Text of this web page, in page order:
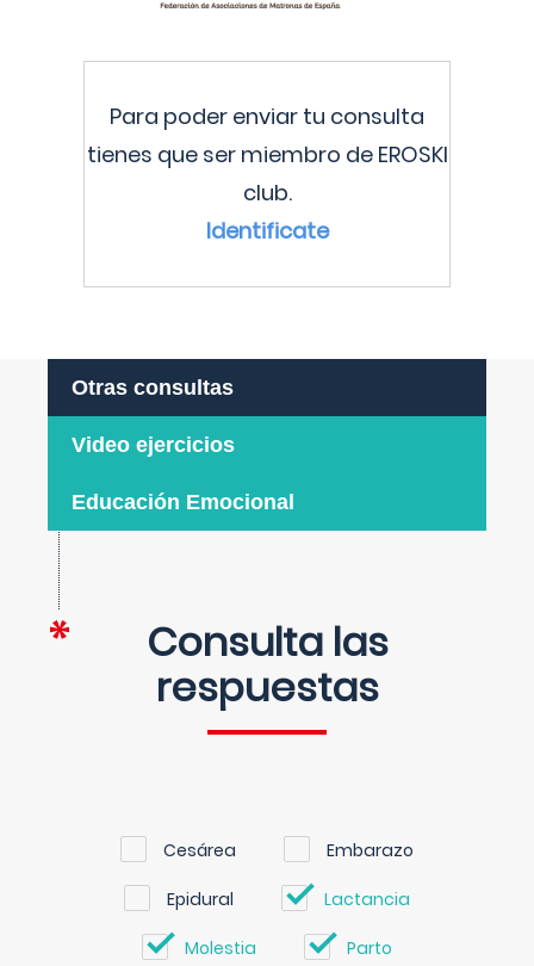
Para poder enviar tu consulta
tienes que ser miembro de EROSKI
club.
Identificate
Otras consultas
Video ejercicios
Educación Emocional
Consulta las
respuestas
Cesárea Embarazo
Epidural Lactancia
Molestia Parto